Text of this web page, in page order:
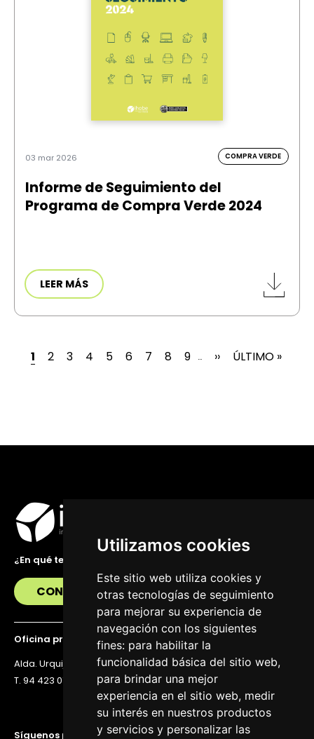
Utilizamos cookies
Este sitio web utiliza cookies y
otras tecnologías de seguimiento
para mejorar su experiencia de
navegación con los siguientes
fines: para habilitar la
funcionalidad básica del sitio web,
para brindar una mejor
experiencia en el sitio web, medir
su interés en nuestros productos
y servicios y personalizar las
03 mar 2026 COMPRA VERDE
Informe de Seguimiento del
Programa de Compra Verde 2024
LEER MÁS
PÁGINA ACTUAL
1 PÁGINA
2 PÁGINA
3 PÁGINA
4 PÁGINA
5 PÁGINA
6 PÁGINA
7 PÁGINA
8 PÁGINA
9 … SIGUIENTE PÁGINA
›› ÚLTIMA
ÚLTIMO »
Síguenos para estar al día
¿En qué te podemos ayudar?
CONTÁCTANOS
Oficina principal
Alda. Urquijo 36, 6ª planta, 48011 Bilbao
T. 94 423 07 43